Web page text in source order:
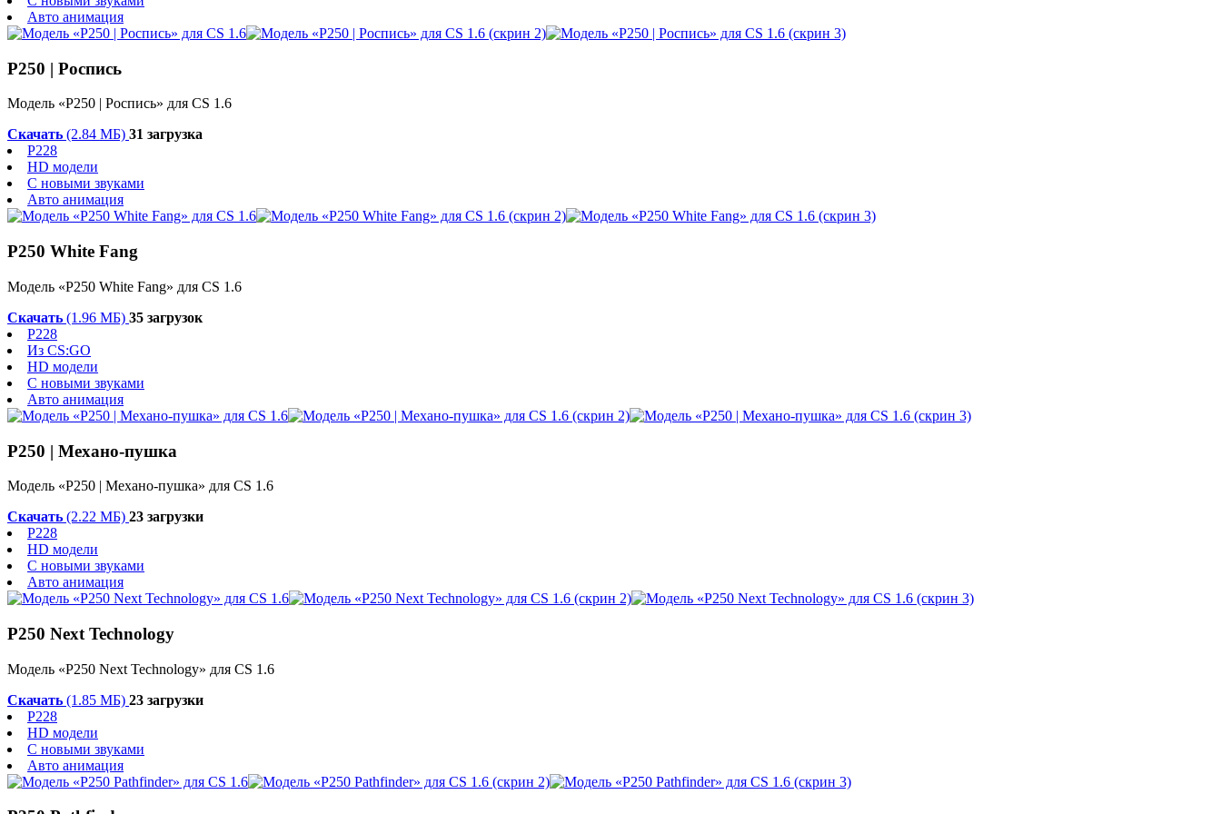
Авто анимация
P250 | Роспись
Модель «P250 | Роспись» для CS 1.6
Скачать (2.84 МБ) 31 загрузка
P228
HD модели
С новыми звуками
Авто анимация
P250 White Fang
Модель «P250 White Fang» для CS 1.6
Скачать (1.96 МБ) 35 загрузок
P228
Из CS:GO
HD модели
С новыми звуками
Авто анимация
P250 | Механо-пушка
Модель «P250 | Механо-пушка» для CS 1.6
Скачать (2.22 МБ) 23 загрузки
P228
HD модели
С новыми звуками
Авто анимация
P250 Next Technology
Модель «P250 Next Technology» для CS 1.6
Скачать (1.85 МБ) 23 загрузки
P228
HD модели
С новыми звуками
Авто анимация